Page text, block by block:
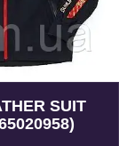
SUIT